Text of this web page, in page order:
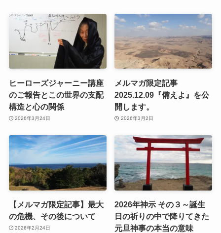
ヒーローズジャーニー講座
のご報告とこの世界の支配
構造と心の関係
2026年3月24日
メルマガ限定記事
2025.12.09『備えよ』を公
開します。
2026年3月2日
【メルマガ限定記事】最大
の危機、その後について
2026年2月24日
2026年神示 その３～誕生
日の祈りの中で降りてきた
元旦神事の本当の意味